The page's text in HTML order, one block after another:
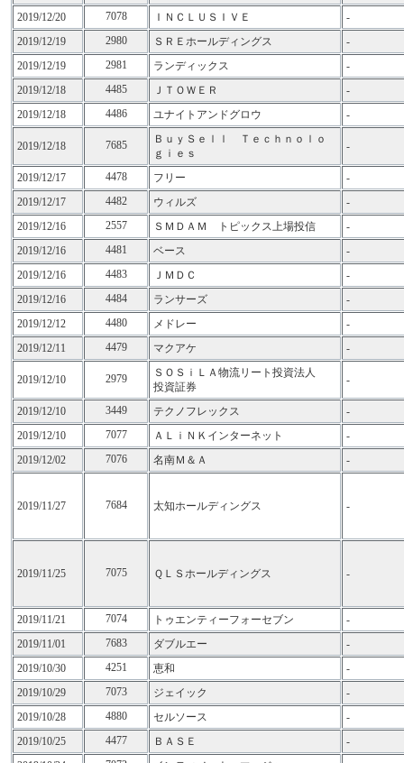
2019/12/20
7078 ＩＮＣＬＵＳＩＶＥ
-
2019/12/19
2980 ＳＲＥホールディングス
-
2019/12/19
2981 ランディックス
-
2019/12/18
4485 ＪＴＯＷＥＲ
-
2019/12/18
4486 ユナイトアンドグロウ -
2019/12/18 7685
ＢｕｙＳｅｌｌ Ｔｅｃｈｎｏｌｏ
ｇｉｅｓ
-
2019/12/17 4478 フリー
-
2019/12/17
4482 ウィルズ
-
2019/12/16
2557 ＳＭＤＡＭ トピックス上場投信
-
2019/12/16
4481 ベース
-
2019/12/16
4483 ＪＭＤＣ
-
2019/12/16
4484 ランサーズ
-
2019/12/12
4480 メドレー
-
2019/12/11
4479 マクアケ -
2019/12/10 2979
ＳＯＳｉＬＡ物流リート投資法人
投資証券
-
2019/12/10 3449 テクノフレックス
-
2019/12/10
7077 ＡＬｉＮＫインターネット
-
2019/12/02
7076 名南Ｍ＆Ａ -
2019/11/27 7684 太知ホールディングス -
2019/11/25 7075 ＱＬＳホールディングス -
2019/11/21 7074 トゥエンティーフォーセブン
-
2019/11/01
7683 ダブルエー
-
2019/10/30
4251 恵和
-
2019/10/29
7073 ジェイック
-
2019/10/28
4880 セルソース
-
2019/10/25
4477 ＢＡＳＥ
-